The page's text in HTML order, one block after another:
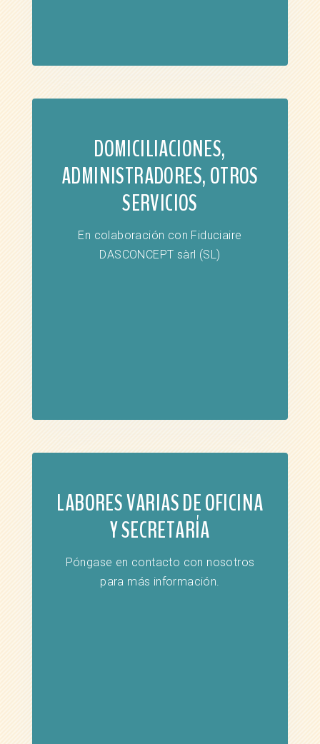
DOMICILIACIONES,
ADMINISTRADORES, OTROS
SERVICIOS
En colaboración con Fiduciaire
DASCONCEPT sàrl (SL)
LABORES VARIAS DE OFICINA
Y SECRETARÍA
Póngase en contacto con nosotros
para más información.